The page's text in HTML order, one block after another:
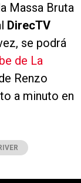
Massa Bruta
DirecTV
se podrá
de La
Renzo
a minuto en